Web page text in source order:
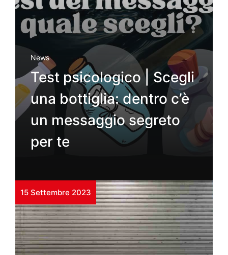
News
Test psicologico | Scegli
una bottiglia: dentro c’è
un messaggio segreto
per te
15 Settembre 2023